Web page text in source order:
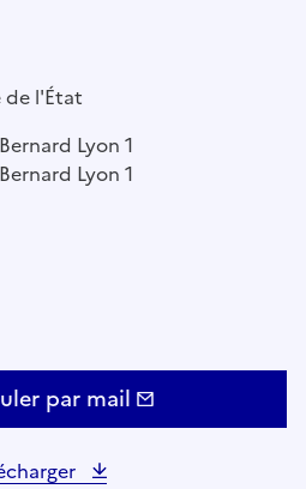
l'État
Lyon 1
Lyon 1
par mail